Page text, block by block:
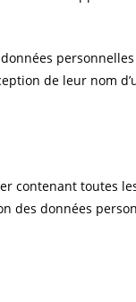
de leur nom
contenant toutes
des données